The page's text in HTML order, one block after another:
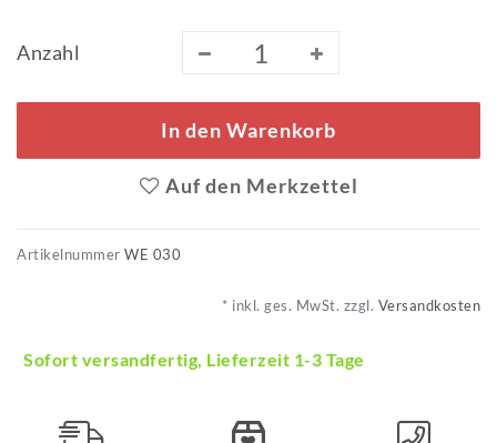
Anzahl
In den Warenkorb
Auf den Merkzettel
Artikelnummer WE 030
* inkl. ges. MwSt. zzgl. Versandkosten
Sofort versandfertig, Lieferzeit 1-3 Tage